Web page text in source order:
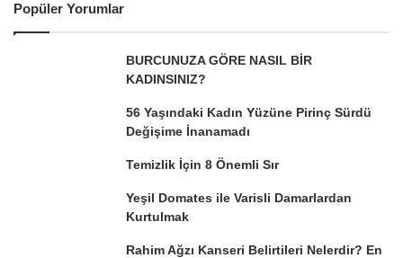
Popüler Yorumlar
BURCUNUZA GÖRE NASIL BİR
KADINSINIZ?
56 Yaşındaki Kadın Yüzüne Pirinç Sürdü
Değişime İnanamadı
Temizlik İçin 8 Önemli Sır
Yeşil Domates ile Varisli Damarlardan
Kurtulmak
Rahim Ağzı Kanseri Belirtileri Nelerdir? En